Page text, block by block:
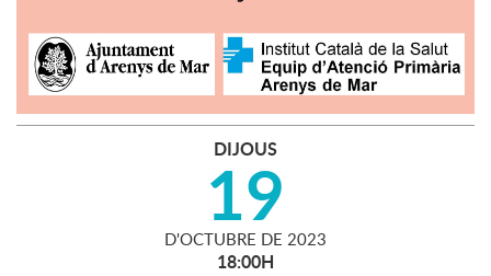
DIJOUS
19
D'OCTUBRE DE 2023
18:00H